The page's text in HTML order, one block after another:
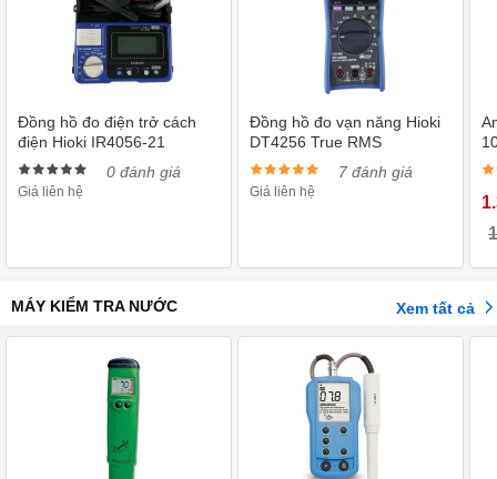
Đồng hồ đo điện trở cách
điện Hioki IR4056-21
0 đánh giá
Giá liên hệ
Đồng hồ đo vạn năng Hioki
DT4256 True RMS
7 đánh giá
Giá liên hệ
MÁY KIỂM TRA NƯỚC Xem tất cả